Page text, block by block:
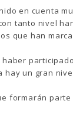
en cuenta
tanto nivel
que han
hay un gran
formarán